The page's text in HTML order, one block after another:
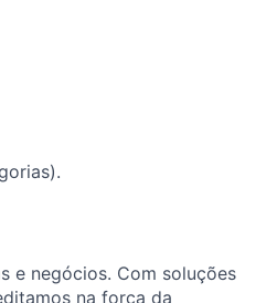
e negócios. Com soluções
na força da